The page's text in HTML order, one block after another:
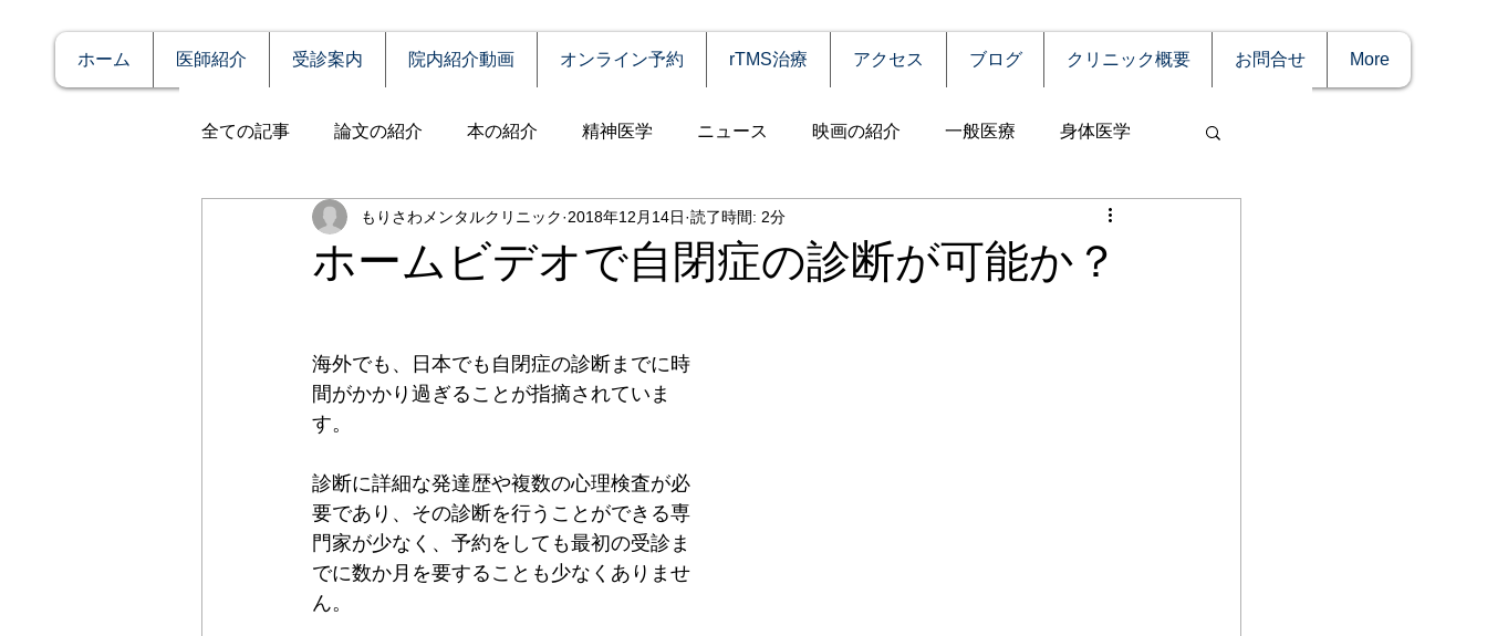
ホーム 医師紹介 受診案内 院内紹介動画 オンライン予約 rTMS治療 アクセス ブログ クリニック概要 お問合せ More
全ての記事 論文の紹介 本の紹介 精神医学 ニュース 映画の紹介 一般医療 身体医学
症例報告 発達障害 自殺 認知症 うつ病
全般性不安障害 パニック障害 摂食障害
PTSD（心的外傷後ストレス障害） 睡眠障害 ADHD
ホームビデオで自閉症の診断が可能か？
もりさわメンタルクリニック 2018年12月14日 読了時間: 2分
海外でも、日本でも自閉症の診断までに時
間がかかり過ぎることが指摘されていま
す。
診断に詳細な発達歴や複数の心理検査が必
要であり、その診断を行うことができる専
門家が少なく、予約をしても最初の受診ま
でに数か月を要することも少なくありませ
ん。